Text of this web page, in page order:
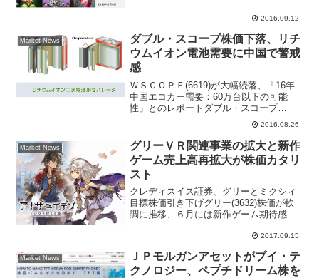
ネスブックに記載される世界記録を５つ
2016.09.12
Market News
ダブル・スコープ株価下落、リチ
ウムイオン電池需要に中国で警戒
感
ＷＳＣＯＰＥ(6619)が大幅続落、「16年
中国エコカー需要：60万台以下の可能
性」とのレポートダブル・スコープ
(6619)が大幅に４日続落。前日比81円
（5.7％）安の1340円まで売られている。
きょうは野村証券が「16年中国エコカー
需要...
2016.08.26
Market News
グリーＶＲ関連事業の拡大と新作
ゲーム売上高再拡大が株価カタリ
スト
クレディスイス証券、グリーとミクシィ
目標株価引き下げグリー(3632)株価が軟
調に推移、６月には新作ゲーム期待感か
の、９月に入り７４４円の安値まで株価
下落となった。クレディスイス証券は投
資判断「ニュートラル...
2017.09.15
Market News
ＪＰモルガンアセットがブイ・テ
クノロジー、ペプチドリーム株を